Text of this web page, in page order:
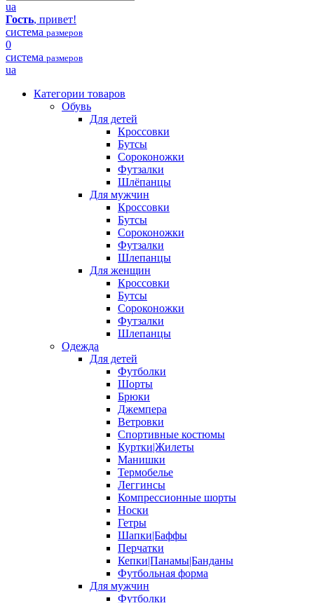
ua
Гость, привет!
система размеров
0
система размеров
ua
Категории товаров
Обувь
Для детей
Кроссовки
Бутсы
Сороконожки
Футзалки
Шлёпанцы
Для мужчин
Кроссовки
Бутсы
Сороконожки
Футзалки
Шлепанцы
Для женщин
Кроссовки
Бутсы
Сороконожки
Футзалки
Шлепанцы
Одежда
Для детей
Футболки
Шорты
Брюки
Джемпера
Ветровки
Спортивные костюмы
Куртки|Жилеты
Манишки
Термобелье
Леггинсы
Компрессионные шорты
Носки
Гетры
Шапки|Баффы
Перчатки
Кепки|Панамы|Банданы
Футбольная форма
Для мужчин
Футболки